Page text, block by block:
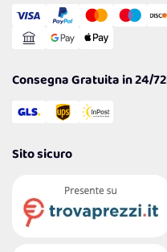
Gestisci Cookie
Reso Facile e Veloce
Consegna Gratuita in 24/
Sito sicuro